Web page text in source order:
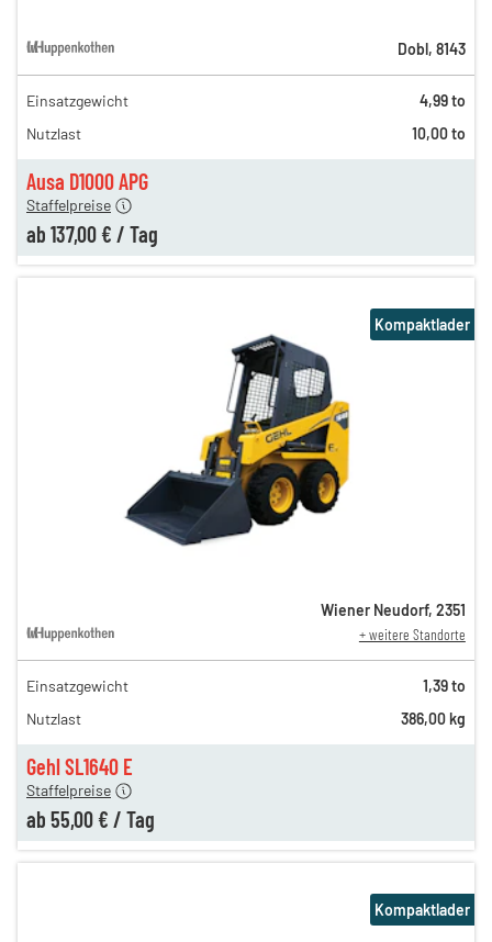
Ausa D1000 APG
320,00 €
181,00 €
Staffelpreise
ab 137,00 € / Tag
Dobl, 8143
Einsatzgewicht
4,99 to
Nutzlast
10,00 to
Gehl SL1640 E
135,00 €
79,00 €
Staffelpreise
ab 55,00 € / Tag
Kompaktlader
Wiener Neudorf, 2351
+ weitere Standorte
Einsatzgewicht
1,39 to
Nutzlast
386,00 kg
Kompaktlader